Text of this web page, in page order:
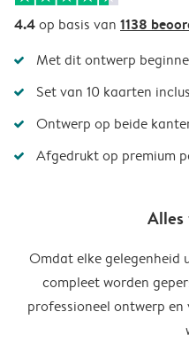
4.4op basis van 1138
Met dit ontwerp
Set van 10 kaarten
Ontwerp op beide
Afgedrukt op premium
Alles
Omdat elke gelegenheid
compleet worden
professioneel ontwerp